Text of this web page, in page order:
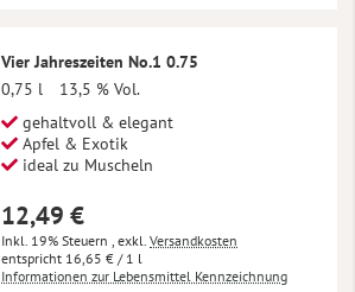
Vier Jahreszeiten No.1 0.75
0,75 l
13,5 % Vol.
gehaltvoll & elegant
Apfel & Exotik
ideal zu Muscheln
12,49 €
Inkl. 19% Steuern , exkl. Versandkosten
16,65 € / 1 l
Informationen zur Lebensmittel Kennzeichnung